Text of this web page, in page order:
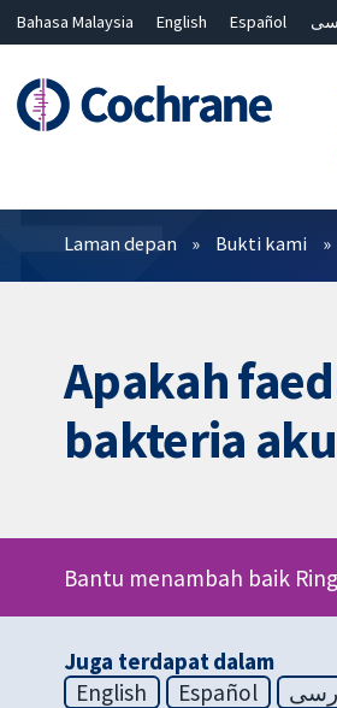
Bahasa Malaysia English Español
Penapis
Laman depan Bukti kami
Apakah
bakteria
Bantu menambah baik
Juga terdapat dalam
English
Español